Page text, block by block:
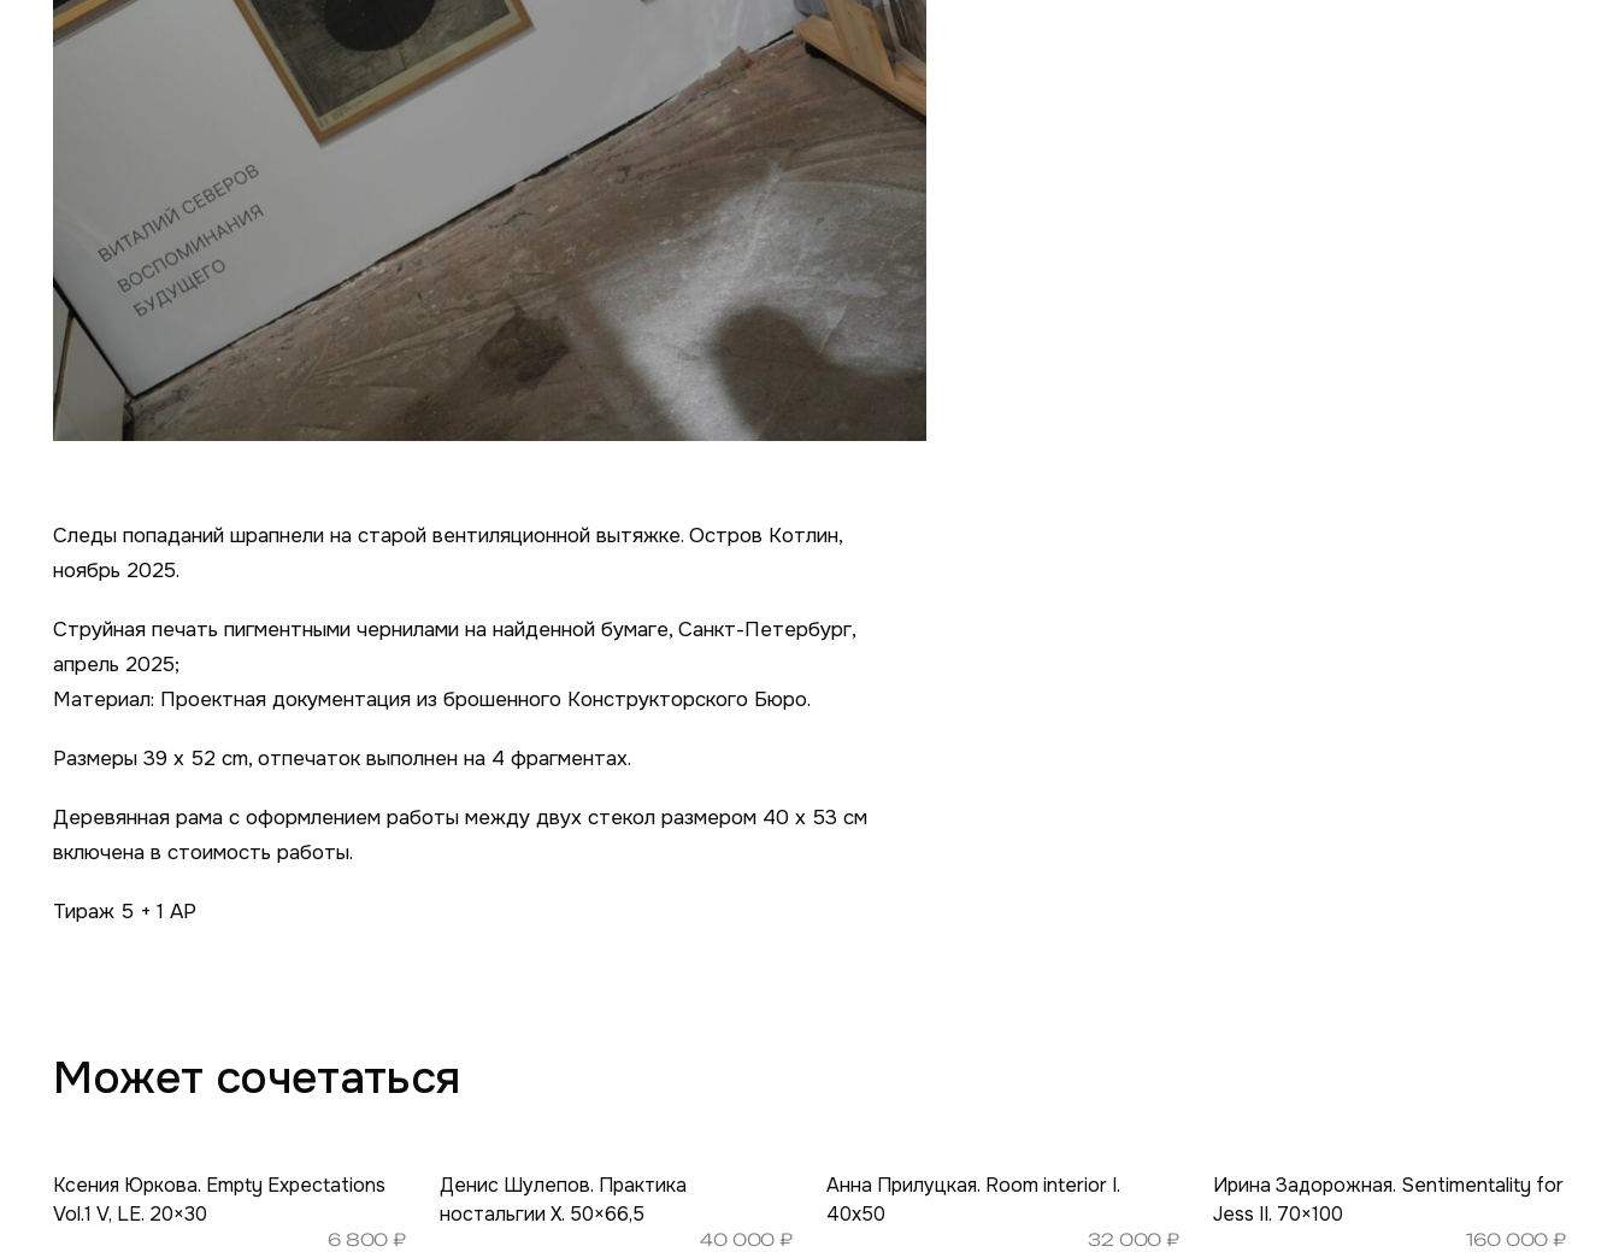
Следы попаданий шрапнели на старой вентиляционной вытяжке. Остров Котлин,
ноябрь 2025.
Струйная печать пигментными чернилами на найденной бумаге, Санкт-Петербург,
апрель 2025;
Материал: Проектная документация из брошенного Конструкторского Бюро.
Размеры 39 x 52 cm, отпечаток выполнен на 4 фрагментах.
Деревянная рама с оформлением работы между двух стекол размером 40 х 53 см
включена в стоимость работы.
Тираж 5 + 1 АР
Может сочетаться
Ксения Юркова. Empty Expectations
Vol.1 V, LE. 20×30
6 800₽
Денис Шулепов. Практика
ностальгии X. 50×66,5
40 000₽
Анна Прилуцкая. Room interior I.
40х50
32 000₽
Ирина Задорожная. Sentimentality for
Jess II. 70×100
160 000₽